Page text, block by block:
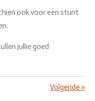
ook voor een stunt
jullie goed
Volgende»